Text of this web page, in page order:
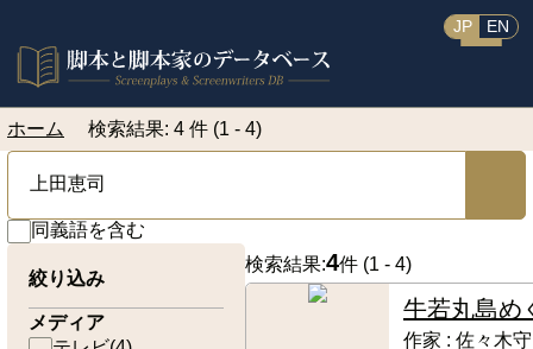
JP EN
ホーム 検索結果: 4 件 (1 - 4)
同義語を含む
絞り込み
メディア
検索結果:4件 (1 - 4)
牛若丸島め
作家 : 佐々木守